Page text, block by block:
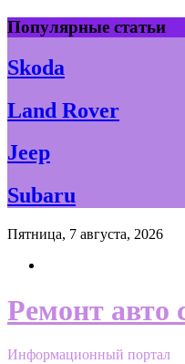
Skip
to
content
Популярные статьи
Skoda
Land Rover
Jeep
Subaru
Пятница, 7 августа, 2026
Ремонт авто
Информационный портал